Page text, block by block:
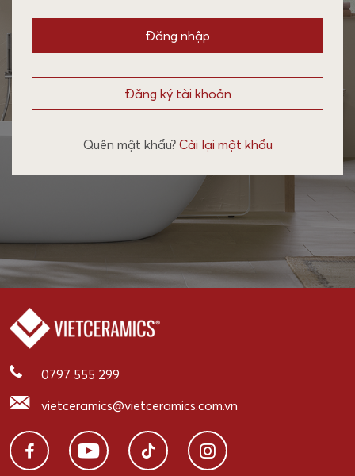
Đăng nhập
Đăng ký tài khoản
Quên mật khẩu? Cài lại mật khẩu
0797 555 299
vietceramics@vietceramics.com.vn